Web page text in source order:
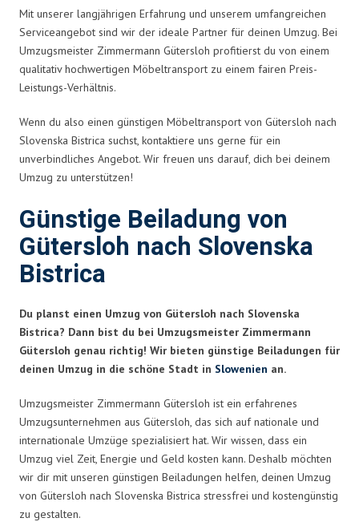
Mit unserer langjährigen Erfahrung und unserem umfangreichen
Serviceangebot sind wir der ideale Partner für deinen Umzug. Bei
Umzugsmeister Zimmermann Gütersloh profitierst du von einem
qualitativ hochwertigen Möbeltransport zu einem fairen Preis-
Leistungs-Verhältnis.
Wenn du also einen günstigen Möbeltransport von Gütersloh nach
Slovenska Bistrica suchst, kontaktiere uns gerne für ein
unverbindliches Angebot. Wir freuen uns darauf, dich bei deinem
Umzug zu unterstützen!
Günstige Beiladung von
Gütersloh nach Slovenska
Bistrica
Du planst einen Umzug von Gütersloh nach Slovenska
Bistrica? Dann bist du bei Umzugsmeister Zimmermann
Gütersloh genau richtig! Wir bieten günstige Beiladungen für
deinen Umzug in die schöne Stadt in Slowenien an.
Umzugsmeister Zimmermann Gütersloh ist ein erfahrenes
Umzugsunternehmen aus Gütersloh, das sich auf nationale und
internationale Umzüge spezialisiert hat. Wir wissen, dass ein
Umzug viel Zeit, Energie und Geld kosten kann. Deshalb möchten
wir dir mit unseren günstigen Beiladungen helfen, deinen Umzug
von Gütersloh nach Slovenska Bistrica stressfrei und kostengünstig
zu gestalten.